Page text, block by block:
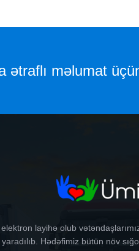
ətraflı məlumat
layihə olub
Hədəfimiz bütün növ